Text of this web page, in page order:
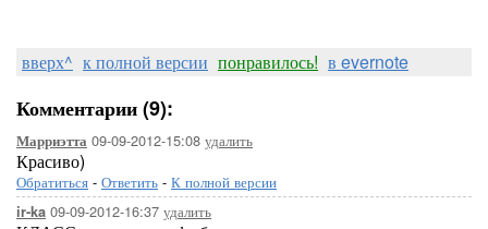
вверх^ к полной версии понравилось! в evernote
Комментарии (9):
Марриэтта 09-09-2012-15:08 удалить
Красиво)
Обратиться - Ответить - К полной версии
ir-ka 09-09-2012-16:37 удалить